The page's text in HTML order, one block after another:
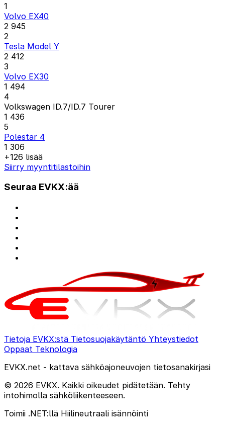
1
Volvo EX40
2 945
2
Tesla Model Y
2 412
3
Volvo EX30
1 494
4
Volkswagen ID.7/ID.7 Tourer
1 436
5
Polestar 4
1 306
+126 lisää
Siirry myyntitilastoihin
Seuraa EVKX:ää
Tietoja EVKX:stä Tietosuojakäytäntö Yhteystiedot
Oppaat Teknologia
EVKX.net - kattava sähköajoneuvojen tietosanakirjasi
© 2026 EVKX. Kaikki oikeudet pidätetään. Tehty
intohimolla sähköliikenteeseen.
Toimii .NET:llä Hiilineutraali isännöinti